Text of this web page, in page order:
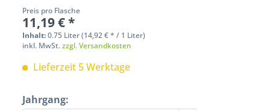
Preis pro Flasche
11,19 € *
Inhalt:0.75 Liter (14,92 € * / 1 Liter)
inkl. MwSt.zzgl. Versandkosten
Lieferzeit 5 Werktage
Jahrgang: